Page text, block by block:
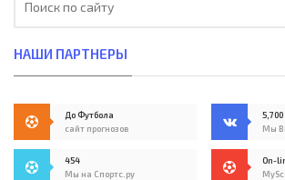
НАШИ ПАРТНЕРЫ
До Футбола
сайт прогнозов
5,700
Мы
454
Мы на Спортс.ру
On-